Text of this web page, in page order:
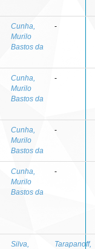
Cunha,
Murilo
Bastos da
-
Cunha,
Murilo
Bastos da
-
Cunha,
Murilo
Bastos da
-
Cunha,
Murilo
Bastos da
-
Silva,
Tarapanoff,